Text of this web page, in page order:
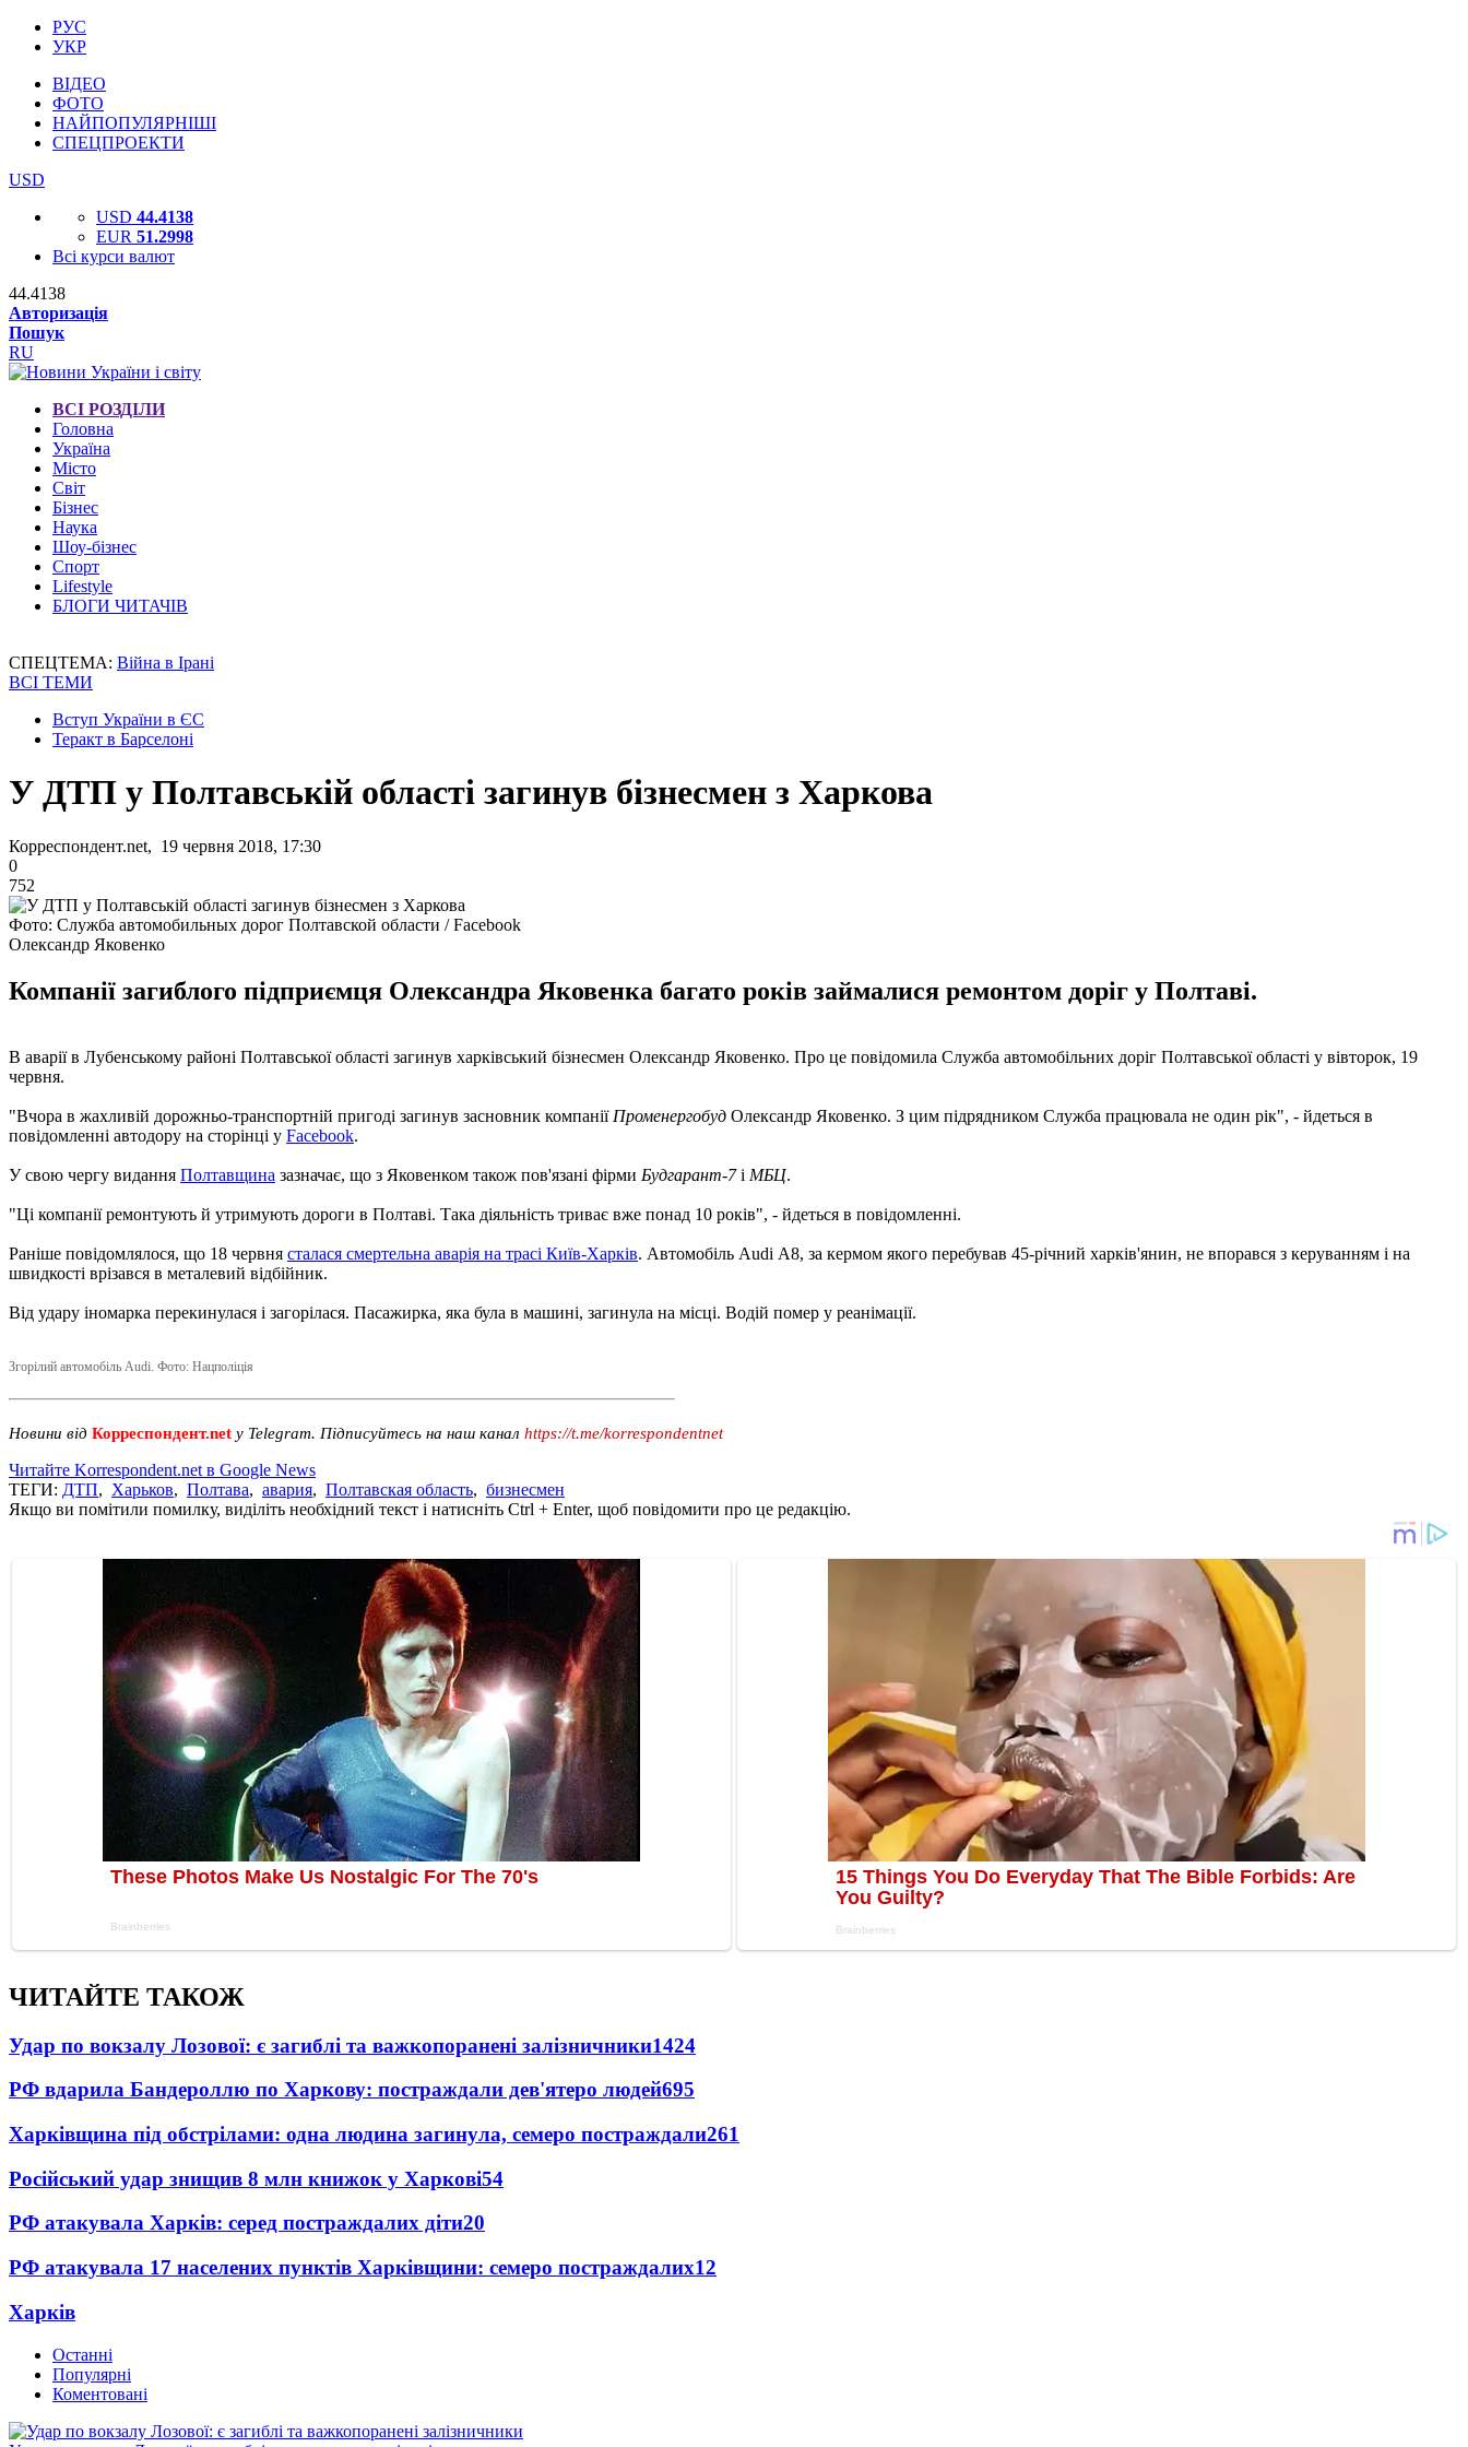
РУС
УКР
ВІДЕО
ФОТО
НАЙПОПУЛЯРНІШІ
СПЕЦПРОЕКТИ
USD
USD 44.4138
EUR 51.2998
Всі курси валют
44.4138
Авторизація
Пошук
RU
ВСІ РОЗДІЛИ
Головна
Україна
Місто
Світ
Бізнес
Наука
Шоу-бізнес
Спорт
Lifestyle
БЛОГИ ЧИТАЧІВ
СПЕЦТЕМА: Війна в Ірані
ВСІ ТЕМИ
Вступ України в ЄС
Теракт в Барселоні
У ДТП у Полтавській області загинув бізнесмен з Харкова
Корреспондент.net, 19 червня 2018, 17:30
0
752
Фото: Служба автомобильных дорог Полтавской области / Facebook
Олександр Яковенко
Компанії загиблого підприємця Олександра Яковенка багато років займалися ремонтом доріг у Полтаві.
В аварії в Лубенському районі Полтавської області загинув харківський бізнесмен Олександр Яковенко. Про це повідомила Служба автомобільних доріг Полтавської області у вівторок, 19
червня.
"Вчора в жахливій дорожньо-транспортній пригоді загинув засновник компанії Променергобуд Олександр Яковенко. З цим підрядником Служба працювала не один рік", - йдеться в
повідомленні автодору на сторінці у Facebook.
У свою чергу видання Полтавщина зазначає, що з Яковенком також пов'язані фірми Будгарант-7і МБЦ.
"Ці компанії ремонтують й утримують дороги в Полтаві. Така діяльність триває вже понад 10 років", - йдеться в повідомленні.
Раніше повідомлялося, що 18 червня сталася смертельна аварія на трасі Київ-Харків. Автомобіль Audi А8, за кермом якого перебував 45-річний харків'янин, не впорався з керуванням і на
швидкості врізався в металевий відбійник.
Від удару іномарка перекинулася і загорілася. Пасажирка, яка була в машині, загинула на місці. Водій помер у реанімації.
Згорілий автомобіль Audi. Фото: Нацполіція
Новини від Корреспондент.net у Telegram. Підписуйтесь на наш канал https://t.me/korrespondentnet
Читайте Korrespondent.net в Google News
ТЕГИ: ДТП, Харьков, Полтава, авария, Полтавская область, бизнесмен
Якщо ви помітили помилку, виділіть необхідний текст і натисніть Ctrl + Enter, щоб повідомити про це редакцію.
ЧИТАЙТЕ ТАКОЖ
Удар по вокзалу Лозової: є загиблі та важкопоранені залізничники1424
РФ вдарила Бандероллю по Харкову: постраждали дев'ятеро людей695
Харківщина під обстрілами: одна людина загинула, семеро постраждали261
Російський удар знищив 8 млн книжок у Харкові54
РФ атакувала Харків: серед постраждалих діти20
РФ атакувала 17 населених пунктів Харківщини: семеро постраждалих12
Харків
Останні
Популярні
Коментовані